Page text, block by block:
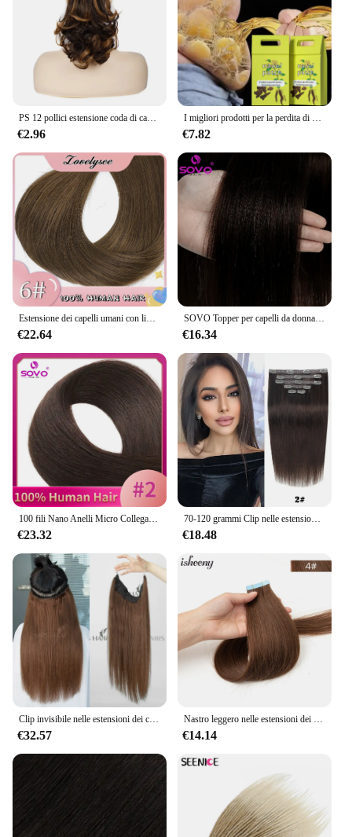
PS 12 pollici estensione coda di cavallo lunga Clip coda di cavallo riccia nell'estensione dei capelli artiglio parrucchino sintetico dall'aspetto naturale
€2.96
I migliori prodotti per la perdita di peso per donne e uomini bruciagrassi naturale al 100% riducono l'appetito bellezza salute dimagrimento veloce perdere peso
€7.82
Estensione dei capelli umani con linea di pesce con clip Clip per capelli Remy castano naturale dritto brasiliano nel parrucchino per le donne 14-28 pollici
€22.64
SOVO Topper per capelli da donna con Clip 100% Toppers per capelli umani Remy per capelli sottili Clip di colore naturale In estensioni dei capelli di un pezzo
€16.34
100 fili Nano Anelli Micro Collegamenti Estensioni dei capelli umani Bionda naturale Micro Bead Loop Pre incollati Capelli lisci europei Remy
€23.32
70-120 grammi Clip nelle estensioni dei capelli Veri capelli naturali Remy Set dritto 7 pezzi Clip brasiliana nelle estensioni dei capelli umani
€18.48
Clip invisibile nelle estensioni dei capelli Linea di filo di pesce per capelli umani 4 clip Posticci naturali reali 12 "-24" Aggiungi clip per volume Capelli Om
€32.57
Nastro leggero nelle estensioni dei capelli umani 12-24 pollici nastro di trama della pelle dell'unità di elaborazione senza cuciture capelli lisci naturali 20 pz/pacco 30G colla a nastro
€14.14